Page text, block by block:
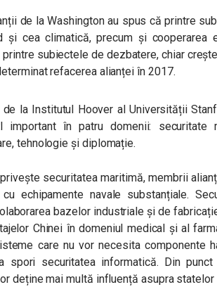
de la Washington au spus că printre
și cea climatică, precum și cooperarea
printre subiectele de dezbatere, chiar
refacerea alianței în 2017.
la Institutul Hoover al Universității
important în patru domenii: securitate
tehnologie și diplomație.
securitatea maritimă, membrii
cu echipamente navale substanțiale.
bazelor industriale și de
Chinei în domeniul medical și al
care nu vor necesita componente
spori securitatea informatică. Din
deține mai multă influență asupra